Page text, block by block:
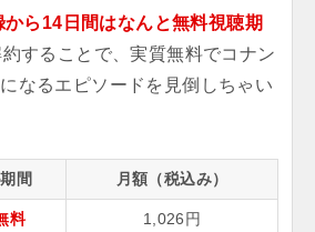
から14日間はなんと無料視聴期
約することで、実質無料でコナン
なるエピソードを見倒しちゃい
間 月額（税込み）
料 1,026円